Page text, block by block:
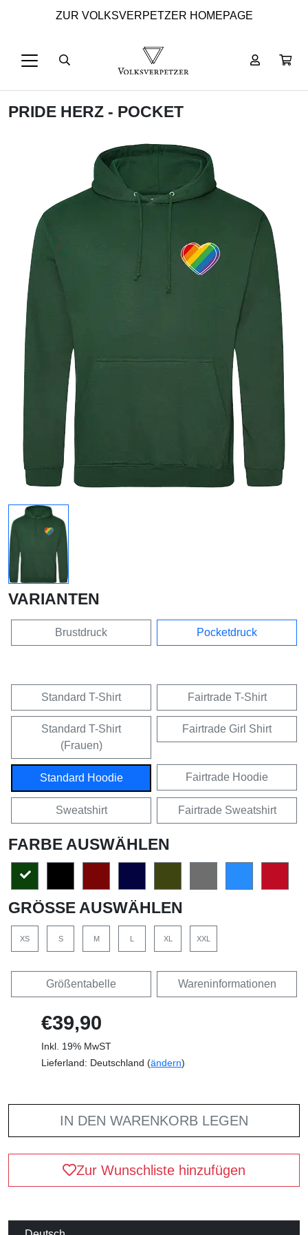
ZUR VOLKSVERPETZER HOMEPAGE
PRIDE HERZ - POCKET
VARIANTEN
Brustdruck Pocketdruck
Standard T-Shirt Fairtrade T-Shirt
Standard T-Shirt
(Frauen)
Fairtrade Girl Shirt
Standard Hoodie Fairtrade Hoodie
Sweatshirt Fairtrade Sweatshirt
FARBE AUSWÄHLEN
GRÖSSE AUSWÄHLEN
XS S M L XL XXL
Größentabelle Wareninformationen
€39,90
Inkl. 19% MwST
Lieferland: Deutschland (ändern)
IN DEN WARENKORB LEGEN
Zur Wunschliste hinzufügen